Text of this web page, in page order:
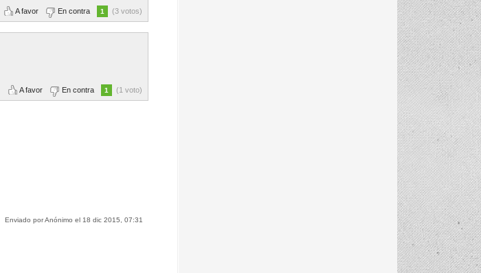
A favor En contra 1 (3 votos)
A favor En contra 1 (1 voto)
Enviado por Anónimo el 18 dic 2015, 07:31